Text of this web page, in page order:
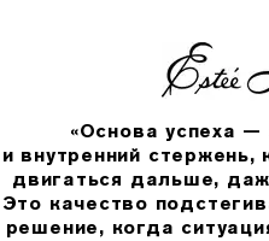
«Основа успеха —
и внутренний стержень,
двигаться дальше,
Это качество
решение, когда